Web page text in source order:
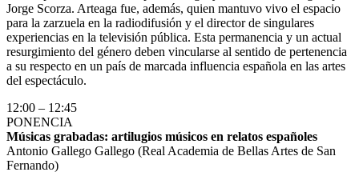
Jorge Scorza. Arteaga fue, además, quien mantuvo vivo el espacio
para la zarzuela en la radiodifusión y el director de singulares
experiencias en la televisión pública. Esta permanencia y un actual
resurgimiento del género deben vincularse al sentido de pertenencia
a su respecto en un país de marcada influencia española en las artes
del espectáculo.
12:00 – 12:45
PONENCIA
Músicas grabadas: artilugios músicos en relatos españoles
Antonio Gallego Gallego (Real Academia de Bellas Artes de San
Fernando)